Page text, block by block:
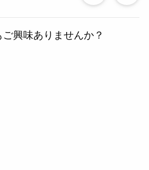
去
興味ありませんか？